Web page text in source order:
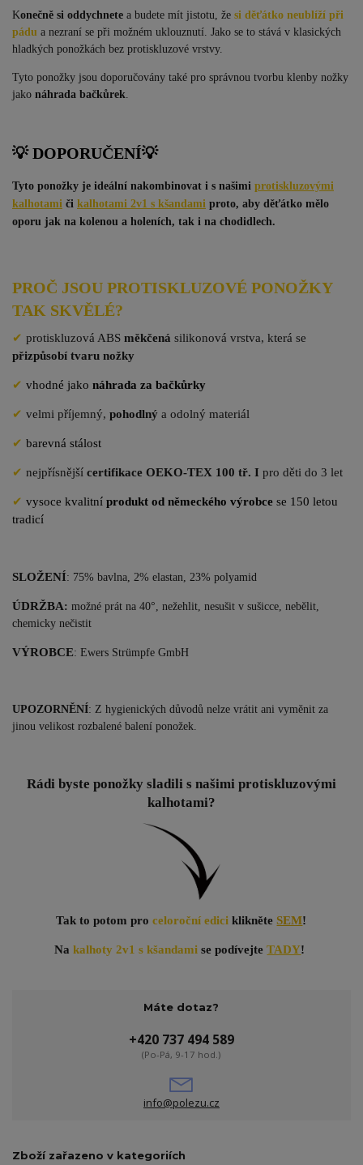
Konečně si oddychnete a budete mít jistotu, že si děťátko neublíží při
pádu a nezraní se při možném uklouznutí. Jako se to stává v klasických
hladkých ponožkách bez protiskluzové vrstvy.
Tyto ponožky jsou doporučovány také pro správnou tvorbu klenby nožky
jako náhrada bačkůrek
💡 DOPORUČENÍ💡
Tyto ponožky je ideální nakombinovat i s našimi protiskluzovými
kalhotami či kalhotami 2v1 s kšandami proto, aby děťátko mělo
oporu jak na kolenou a holeních, tak i na chodidlech.
PROČ JSOU PROTISKLUZOVÉ PONOŽKY
TAK SKVĚLÉ?
✔ protiskluzová ABS měkčená silikonová vrstva, která se
přizpůsobí tvaru nožky
✔ vhodné jako náhrada za bačkůrky
✔ velmi příjemný, pohodlný a odolný materiál
✔ barevná stálost
✔ nejpřísnější certifikace OEKO-TEX 100 tř. I pro děti do 3 let
✔ vysoce kvalitní produkt od německého výrobce se 150 letou
tradicí
SLOŽENÍ: 75% bavlna, 2% elastan, 23% polyamid
ÚDRŽBA: možné prát na 40°, nežehlit, nesušit v sušicce, nebělit,
chemicky nečistit
VÝROBCE: Ewers Strümpfe GmbH
UPOZORNĚNÍ: Z hygienických důvodů nelze vrátit ani vyměnit za
jinou velikost rozbalené balení ponožek.
Rádi byste ponožky sladili s našimi protiskluzovými
kalhotami?
Tak to potom proceloroční edici klikněteSEM!
Nakalhoty 2v1 s kšandami se podívejteTADY!
Máte dotaz?
+420 737 494 589
(Po-Pá, 9-17 hod.)
info@polezu.cz
Zboží zařazeno v kategoriích